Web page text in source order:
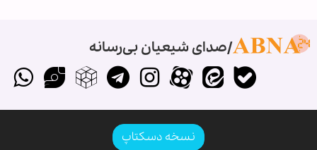
صدای شیعیان بی‌رسانه
نسخه دسکتاپ